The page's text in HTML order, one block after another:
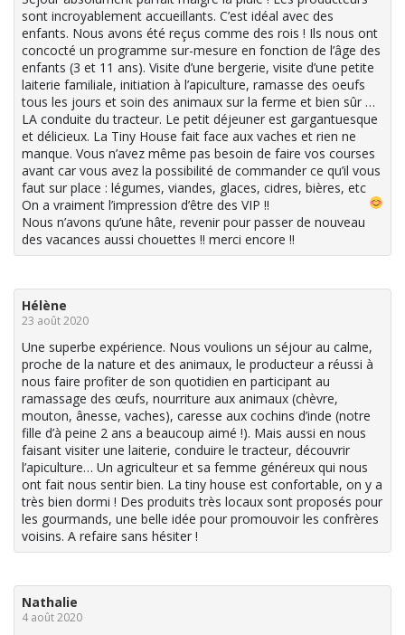
sont incroyablement accueillants. C’est idéal avec des
enfants. Nous avons été reçus comme des rois ! Ils nous ont
concocté un programme sur-mesure en fonction de l’âge des
enfants (3 et 11 ans). Visite d’une bergerie, visite d’une petite
laiterie familiale, initiation à l’apiculture, ramasse des oeufs
tous les jours et soin des animaux sur la ferme et bien sûr …
LA conduite du tracteur. Le petit déjeuner est gargantuesque
et délicieux. La Tiny House fait face aux vaches et rien ne
manque. Vous n’avez même pas besoin de faire vos courses
avant car vous avez la possibilité de commander ce qu’il vous
faut sur place : légumes, viandes, glaces, cidres, bières, etc
On a vraiment l’impression d’être des VIP !!
Nous n’avons qu’une hâte, revenir pour passer de nouveau
des vacances aussi chouettes !! merci encore !!
Hélène
23 août 2020
Une superbe expérience. Nous voulions un séjour au calme,
proche de la nature et des animaux, le producteur a réussi à
nous faire profiter de son quotidien en participant au
ramassage des œufs, nourriture aux animaux (chèvre,
mouton, ânesse, vaches), caresse aux cochins d’inde (notre
fille d’à peine 2 ans a beaucoup aimé !). Mais aussi en nous
faisant visiter une laiterie, conduire le tracteur, découvrir
l’apiculture… Un agriculteur et sa femme généreux qui nous
ont fait nous sentir bien. La tiny house est confortable, on y a
très bien dormi ! Des produits très locaux sont proposés pour
les gourmands, une belle idée pour promouvoir les confrères
voisins. A refaire sans hésiter !
Nathalie
4 août 2020